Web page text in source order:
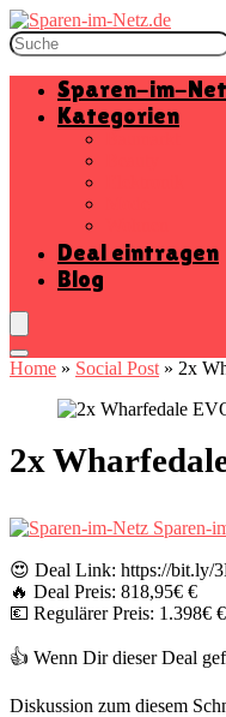
Sparen-im-
Kategorien
Deal eintragen
Blog
Home » Social Post » 2x
2x
Sparen-
😍 Deal Link: https://bit.ly/
🔥 Deal Preis: 818,95€ €
💶 Regulärer Preis: 1.398€ €
👍 Wenn Dir dieser Deal
Diskussion zum diesem